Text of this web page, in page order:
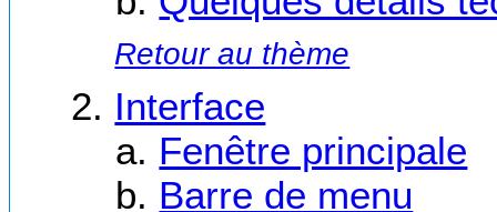
Retour au thème
Interface
Fenêtre principale
Barre de menu